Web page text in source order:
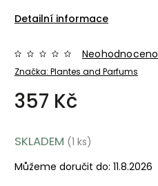
Detailní informace
Značka: Plantes and Parfums
Neohodnoceno
357 Kč
SKLADEM (1 ks)
Můžeme doručit do: 11.8.2026